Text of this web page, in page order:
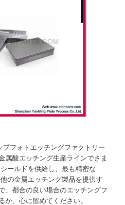
フォトエッチングファクトリー
属酸エッチング生産ラインでさま
ールドを供給し、最も精密な
の金属エッチング製品を提供す
、都合の良い場合のエッチングフ
か、心に留めてください。